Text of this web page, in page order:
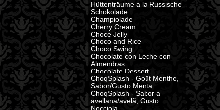
Hüttenträume a la Russische
Schokolade
Champiolade
Cherry Cream
Choce Jelly
Choco and Rice
Choco Swing
Chocolate con Leche con
Almendras
Chocolate Dessert
ChoqSplash - Goût Menthe,
Sabor/Gusto Menta
ChoqSplash - Sabor a
avellana/avelã, Gusto
Nocciola